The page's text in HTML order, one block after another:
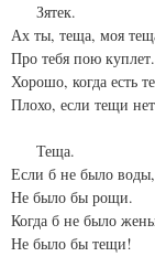
Зятек.
Ах ты, теща, моя
Про тебя пою куплет.
Хорошо, когда есть
Плохо, если тещи
Теща.
Если б не было воды,
Не было бы рощи.
Когда б не было
Не было бы тещи!